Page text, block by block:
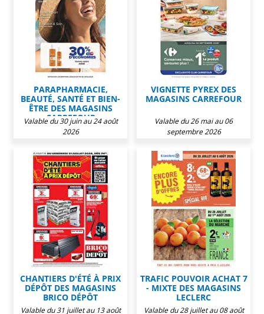
PARAPHARMACIE,
BEAUTÉ, SANTÉ ET BIEN-
ÊTRE DES MAGASINS
CARREFOUR
Valable du 30 juin au 24 août
2026
VIGNETTE PYREX DES
MAGASINS CARREFOUR
Valable du 26 mai au 06
septembre 2026
CHANTIERS D'ÉTÉ À PRIX
DÉPÔT DES MAGASINS
BRICO DÉPÔT
Valable du 31 juillet au 13 août
TRAFIC POUVOIR ACHAT 7
- MIXTE DES MAGASINS
LECLERC
Valable du 28 juillet au 08 août